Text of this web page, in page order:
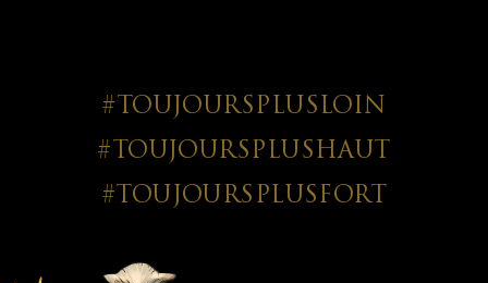
#TOUJOURSPLUSLOIN
#TOUJOURSPLUSHAUT
#TOUJOURSPLUSFORT